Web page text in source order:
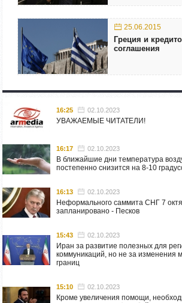
25.06.2015
Греция и
соглашения
16:25 02.10.2023
УВАЖАЕМЫЕ ЧИТАТЕЛИ!
16:17 02.10.2023
В ближайшие дни температура
постепенно снизится на 8-10
16:13 02.10.2023
Неформального саммита СНГ 7
запланировано - Песков
15:43 02.10.2023
Иран за развитие полезных для
коммуникаций, но не за изменения
границ
15:10 02.10.2023
Кроме увеличения помощи,